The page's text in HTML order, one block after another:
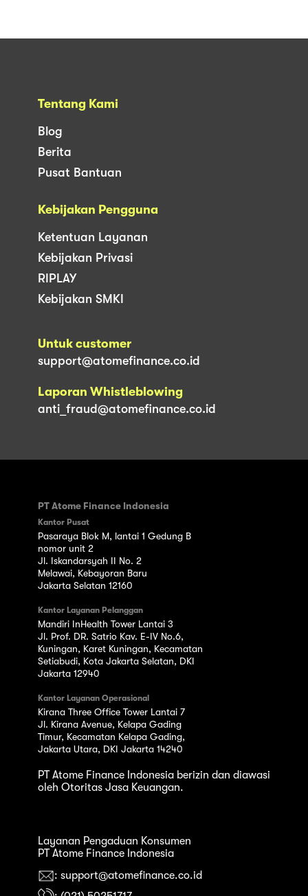
Tentang Kami
Blog
Berita
Pusat Bantuan
Kebijakan Pengguna
Ketentuan Layanan
Kebijakan Privasi
RIPLAY
Kebijakan SMKI
Untuk customer
support@atomefinance.co.id
Laporan Whistleblowing
anti_fraud@atomefinance.co.id
PT Atome Finance Indonesia
Kantor Pusat
Pasaraya Blok M, lantai 1 Gedung B
nomor unit 2
Jl. Iskandarsyah II No. 2
Melawai, Kebayoran Baru
Jakarta Selatan 12160
Kantor Layanan Pelanggan
Mandiri InHealth Tower Lantai 3
Jl. Prof. DR. Satrio Kav. E-IV No.6,
Kuningan, Karet Kuningan, Kecamatan
Setiabudi, Kota Jakarta Selatan, DKI
Jakarta 12940
Kantor Layanan Operasional
Kirana Three Office Tower Lantai 7
Jl. Kirana Avenue, Kelapa Gading
Timur, Kecamatan Kelapa Gading,
Jakarta Utara, DKI Jakarta 14240
PT Atome Finance Indonesia berizin dan diawasi
oleh Otoritas Jasa Keuangan.
Layanan Pengaduan Konsumen
PT Atome Finance Indonesia
: support@atomefinance.co.id